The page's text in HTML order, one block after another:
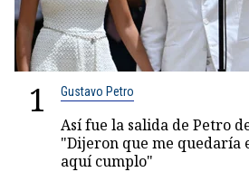
1 Gustavo Petro
Así fue la salida de Petro
"Dijeron que me quedaría
aquí cumplo"